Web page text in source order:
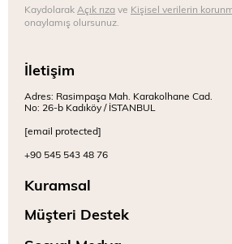
Kaydolarak Açık rızave Kişisel verilerin
onaylamış olursunuz.
İletişim
Adres: Rasimpaşa Mah. Karakolhane Cad.
No: 26-b Kadıköy / İSTANBUL
[email protected]
+90 545 543 48 76
Kuramsal
Müşteri Destek